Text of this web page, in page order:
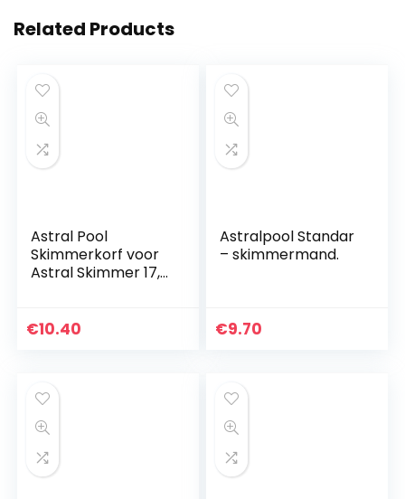
Related Products
Astral Pool
Skimmerkorf voor
Astral Skimmer 17,5
€10.40
Astralpool Standar
– skimmermand.
€9.70